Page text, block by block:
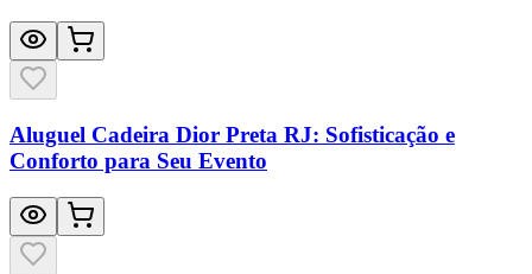
Aluguel Cadeira Dior Preta RJ: Sofisticação e
Conforto para Seu Evento